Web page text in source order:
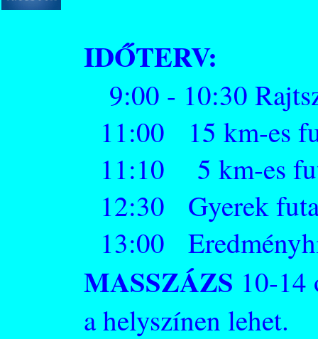
IDŐTERV:
9:00 - 10:30
11:00 15 km-es
11:10 5 km-es
12:30 Gyerek
13:00
MASSZÁZS 10-14
a helyszínen lehet.